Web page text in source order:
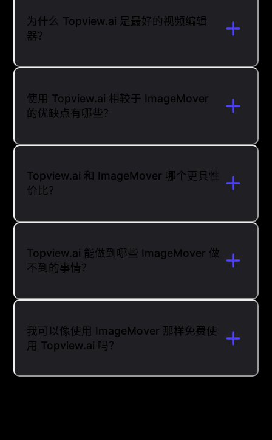
为什么 Topview.ai 是最好的视频编辑
器？
使用 Topview.ai 相较于 ImageMover
的优缺点有哪些？
Topview.ai 和 ImageMover 哪个更具性
价比？
Topview.ai 能做到哪些 ImageMover 做
不到的事情？
我可以像使用 ImageMover 那样免费使
用 Topview.ai 吗？